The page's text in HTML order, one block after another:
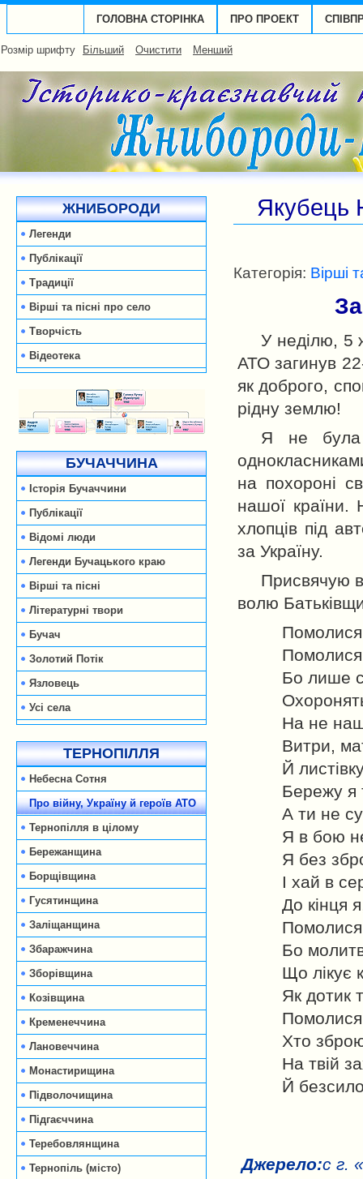
ГОЛОВНА СТОРІНКА ПРО ПРОЕКТ
Розмір шрифту Більший Очистити Менший
ЖНИБОРОДИ
Легенди
Публікації
Традиції
Вірші та пісні про село
Творчість
Відеотека
БУЧАЧЧИНА
Історія Бучаччини
Публікації
Відомі люди
Легенди Бучацького краю
Вірші та пісні
Літературні твори
Бучач
Золотий Потік
Язловець
Усі села
ТЕРНОПІЛЛЯ
Небесна Сотня
Про війну, Україну й героїв АТО
Тернопілля в цілому
Бережанщина
Борщівщина
Гусятинщина
Заліщанщина
Збаражчина
Зборівщина
Козівщина
Кременеччина
Лановеччина
Монастирищина
Підволочищина
Підгаєччина
Теребовлянщина
Тернопіль (місто)
Якубець
Категорія: Вірші
У неділю, 5
АТО загинув
як доброго,
рідну землю!
Я не була
на похороні
нашої
хлопців під
за Україну.
Присвячую
волю
Бо лише
На не
Витри,
Й
Бережу я
А ти не
Я в бою
Я без
І хай в
До кінця
Бо
Що лікує
Як дотик
Хто
На твій
Й
Джерело:с г.